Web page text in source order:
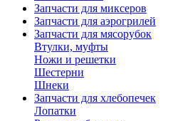
Запчасти для миксеров
Запчасти для аэрогрилей
Запчасти для мясорубок
Втулки, муфты
Ножи и решетки
Шестерни
Шнеки
Запчасти для хлебопечек
Лопатки